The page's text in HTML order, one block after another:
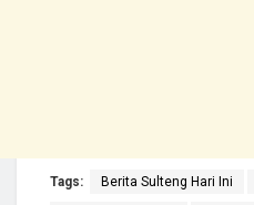
Tags: Berita Sulteng Hari Ini